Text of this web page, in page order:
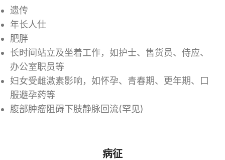
遗传
年长人仕
肥胖
长时间站立及坐着工作，如护士、售货员、侍应、
办公室职员等
妇女受雌激素影响，如怀孕、青春期、更年期、口
服避孕药等
腹部肿瘤阻碍下肢静脉回流(罕见)
病征